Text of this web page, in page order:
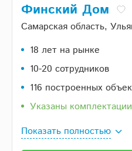
Финский Дом
Самарская область,
18 лет на рынке
10-20 сотрудников
116 построенных
Указаны комплектации
Показать полностью